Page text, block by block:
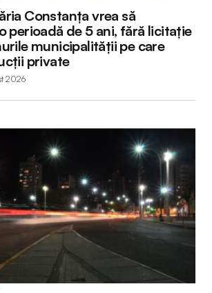
Constanța vrea să
perioadă de 5 ani, fără licitație
municipalității pe care
private
2026